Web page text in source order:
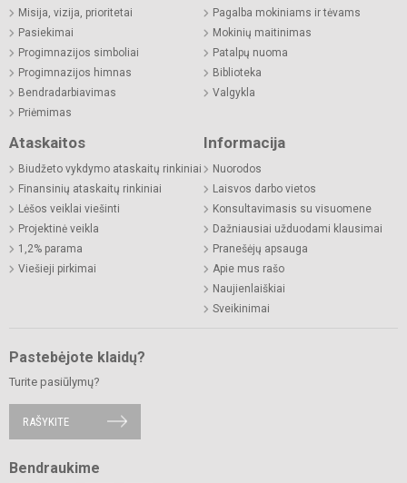
Misija, vizija, prioritetai
Pasiekimai
Progimnazijos simboliai
Progimnazijos himnas
Bendradarbiavimas
Priėmimas
Pagalba mokiniams ir tėvams
Mokinių maitinimas
Patalpų nuoma
Biblioteka
Valgykla
Ataskaitos
Biudžeto vykdymo ataskaitų rinkiniai
Finansinių ataskaitų rinkiniai
Lėšos veiklai viešinti
Projektinė veikla
1,2% parama
Viešieji pirkimai
Informacija
Nuorodos
Laisvos darbo vietos
Konsultavimasis su visuomene
Dažniausiai užduodami klausimai
Pranešėjų apsauga
Apie mus rašo
Naujienlaiškiai
Sveikinimai
Pastebėjote klaidų?
Turite pasiūlymų?
RAŠYKITE
Bendraukime